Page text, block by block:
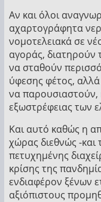
Αν και όλοι
αχαρτογράφητα
νομοτελειακά σε
αγοράς, διατηρούν
να σταθούν
ύφεσης φέτος, αλλά
να παρουσιαστούν,
εξωστρέφειας των
Και αυτό καθώς η
χώρας διεθνώς -και
πετυχημένης
κρίσης της
ενδιαφέρον ξένων
αξιόπιστους